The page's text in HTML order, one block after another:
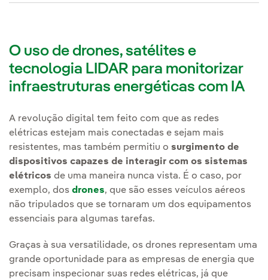
O uso de drones, satélites e
tecnologia LIDAR para monitorizar
infraestruturas energéticas com IA
A revolução digital tem feito com que as redes
elétricas estejam mais conectadas e sejam mais
resistentes, mas também permitiu o surgimento de
dispositivos capazes de interagir com os sistemas
elétricos de uma maneira nunca vista. É o caso, por
exemplo, dos drones, que são esses veículos aéreos
não tripulados que se tornaram um dos equipamentos
essenciais para algumas tarefas.
Graças à sua versatilidade, os drones representam uma
grande oportunidade para as empresas de energia que
precisam inspecionar suas redes elétricas, já que